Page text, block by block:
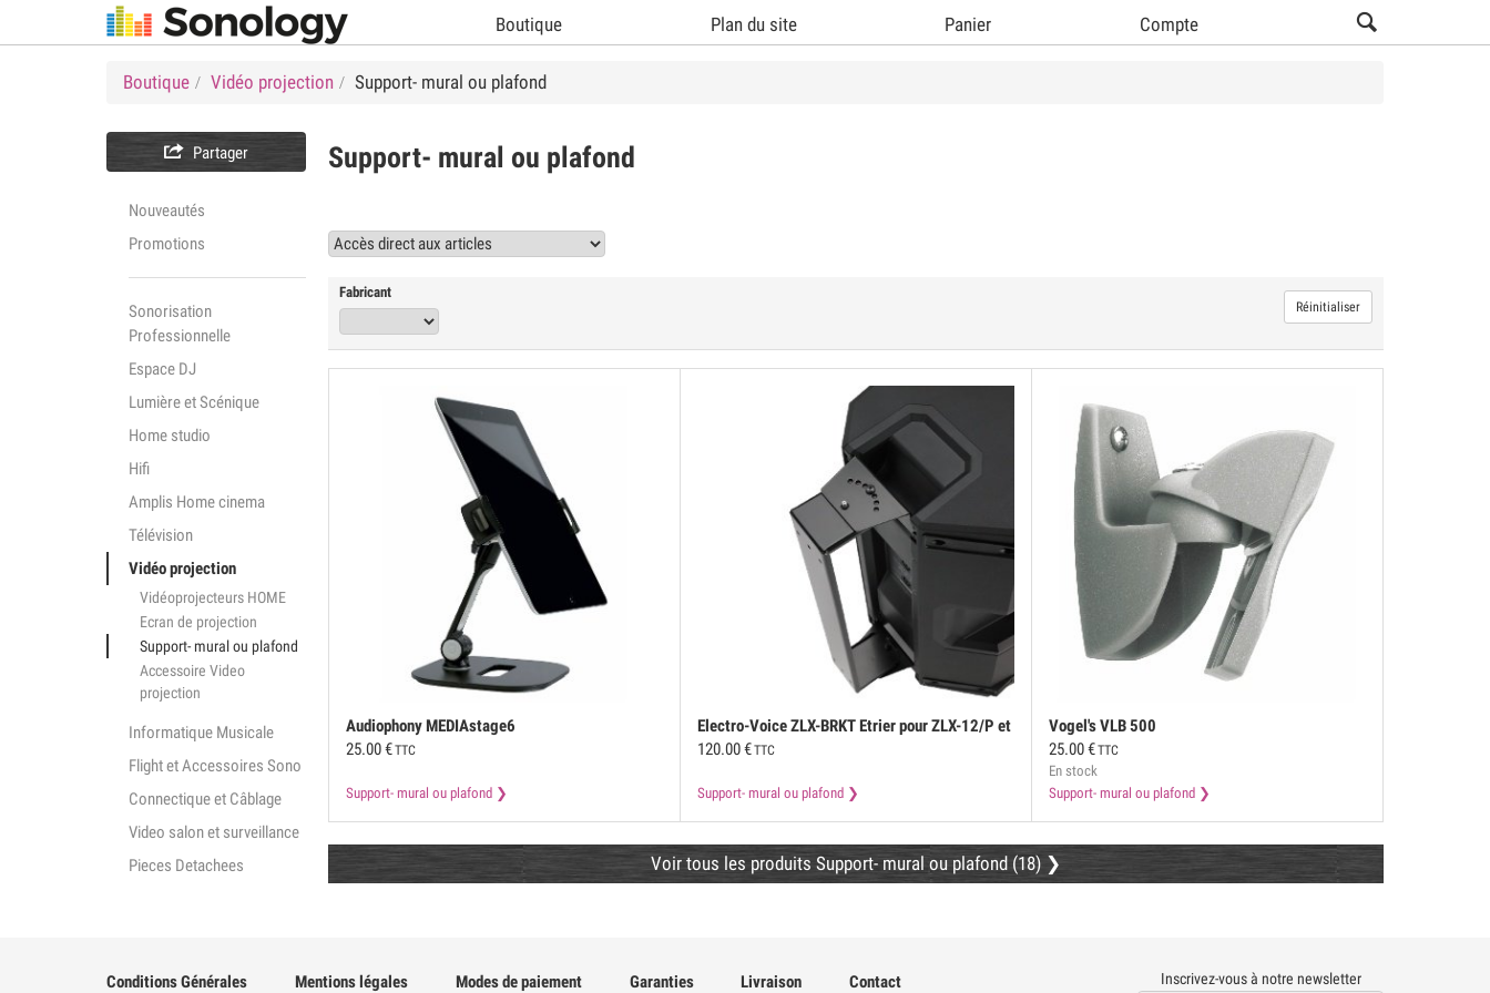
Boutique Plan du site Panier Compte
Boutique Vidéo projection Support- mural ou plafond
 Partager
Nouveautés
Promotions
Sonorisation
Professionnelle
Espace DJ
Lumière et Scénique
Home studio
Hifi
Amplis Home cinema
Télévision
Vidéo projection
Vidéoprojecteurs HOME
Ecran de projection
Support- mural ou plafond
Accessoire Video
projection
Informatique Musicale
Flight et Accessoires Sono
Connectique et Câblage
Video salon et surveillance
Pieces Detachees
Support- mural ou plafond
Fabricant
Réinitialiser
AudiophonyMEDIAstage6
25.00€TTC
Support- mural ou plafond
Electro-VoiceZLX-BRKT Etrier pour ZLX-12/P et
ZLX-15/P
120.00€TTC
Support- mural ou plafond
Vogel'sVLB 500
25.00€TTC
En stock
Support- mural ou plafond
Voir tous les produits Support- mural ou plafond (18)
Inscrivez-vous à notre newsletter
Conditions Générales Mentions légales Modes de paiement Garanties Livraison Contact